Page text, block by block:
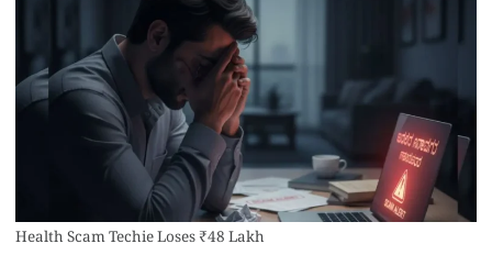
Health Scam Techie Loses ₹48 Lakh